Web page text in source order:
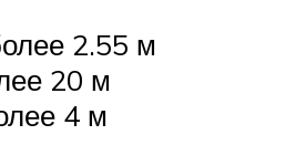
2.55 м
20 м
4 м